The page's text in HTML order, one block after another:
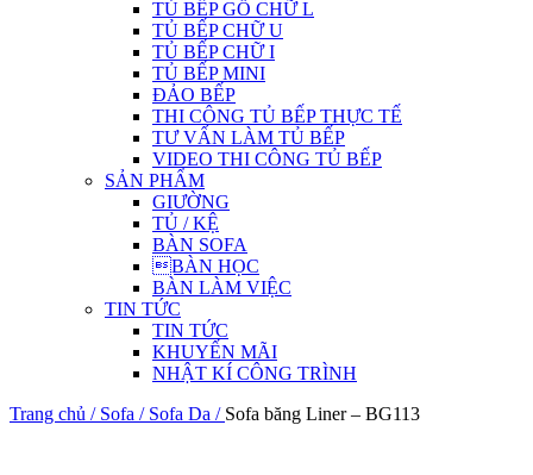
TỦ BẾP GỖ CHỮ L
TỦ BẾP CHỮ U
TỦ BẾP CHỮ I
TỦ BẾP MINI
ĐẢO BẾP
THI CÔNG TỦ BẾP THỰC TẾ
TƯ VẤN LÀM TỦ BẾP
VIDEO THI CÔNG TỦ BẾP
SẢN PHẨM
GIƯỜNG
TỦ / KỆ
BÀN SOFA
BÀN HỌC
BÀN LÀM VIỆC
TIN TỨC
TIN TỨC
KHUYẾN MÃI
NHẬT KÍ CÔNG TRÌNH
Trang chủ / Sofa / Sofa Da / Sofa băng Liner – BG113